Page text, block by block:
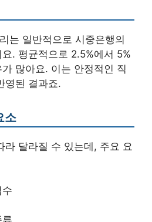
는 일반적으로 시중은행의
. 평균적으로 2.5%에서 5%
많아요. 이는 안정적인 직
영된 결과죠.
소
라 달라질 수 있는데, 주요 요